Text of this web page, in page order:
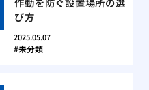
び方
2025.05.07
未分類